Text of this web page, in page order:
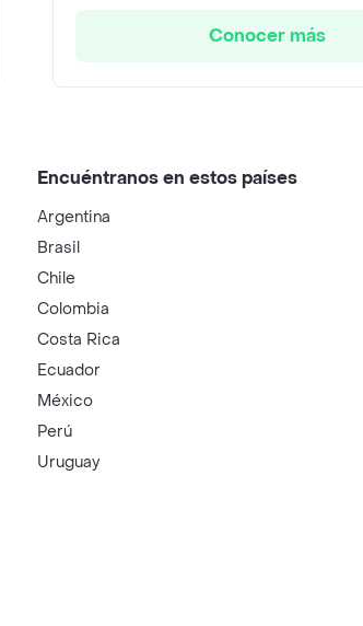
Conocer más
Encuéntranos en estos países
Argentina
Brasil
Chile
Colombia
Costa Rica
Ecuador
México
Perú
Uruguay